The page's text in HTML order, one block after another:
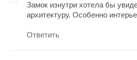
Замок изнутри хотела бы
архитектуру. Особенно
Ответить